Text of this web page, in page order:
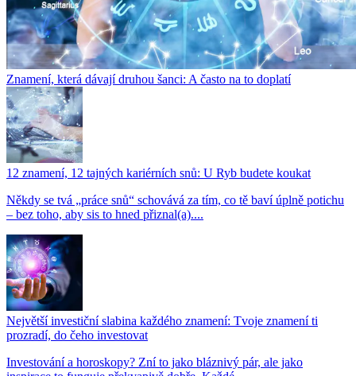
Znamení, která dávají druhou šanci: A často na to doplatí
12 znamení, 12 tajných kariérních snů: U Ryb budete koukat
Někdy se tvá „práce snů“ schovává za tím, co tě baví úplně potichu
– bez toho, aby sis to hned přiznal(a)....
Největší investiční slabina každého znamení: Tvoje znamení ti
prozradí, do čeho investovat
Investování a horoskopy? Zní to jako bláznivý pár, ale jako